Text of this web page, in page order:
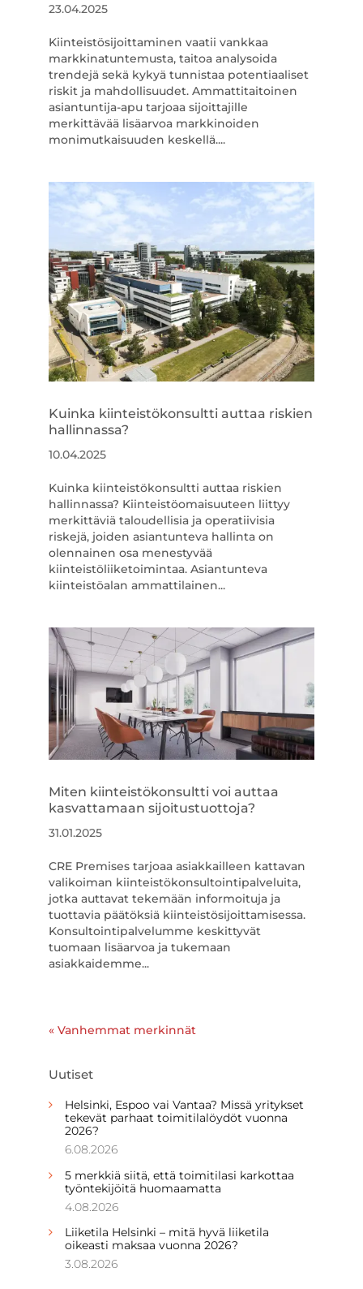
23.04.2025
Kiinteistösijoittaminen vaatii vankkaa
markkinatuntemusta, taitoa analysoida
trendejä sekä kykyä tunnistaa potentiaaliset
riskit ja mahdollisuudet. Ammattitaitoinen
asiantuntija-apu tarjoaa sijoittajille
merkittävää lisäarvoa markkinoiden
monimutkaisuuden keskellä....
Kuinka kiinteistökonsultti auttaa riskien
hallinnassa?
10.04.2025
Kuinka kiinteistökonsultti auttaa riskien
hallinnassa? Kiinteistöomaisuuteen liittyy
merkittäviä taloudellisia ja operatiivisia
riskejä, joiden asiantunteva hallinta on
olennainen osa menestyvää
kiinteistöliiketoimintaa. Asiantunteva
kiinteistöalan ammattilainen...
Miten kiinteistökonsultti voi auttaa
kasvattamaan sijoitustuottoja?
31.01.2025
CRE Premises tarjoaa asiakkailleen kattavan
valikoiman kiinteistökonsultointipalveluita,
jotka auttavat tekemään informoituja ja
tuottavia päätöksiä kiinteistösijoittamisessa.
Konsultointipalvelumme keskittyvät
tuomaan lisäarvoa ja tukemaan
asiakkaidemme...
« Vanhemmat merkinnät
Uutiset
Helsinki, Espoo vai Vantaa? Missä yritykset
tekevät parhaat toimitilalöydöt vuonna
2026?
6.08.2026
5 merkkiä siitä, että toimitilasi karkottaa
työntekijöitä huomaamatta
4.08.2026
Liiketila Helsinki – mitä hyvä liiketila
oikeasti maksaa vuonna 2026?
3.08.2026